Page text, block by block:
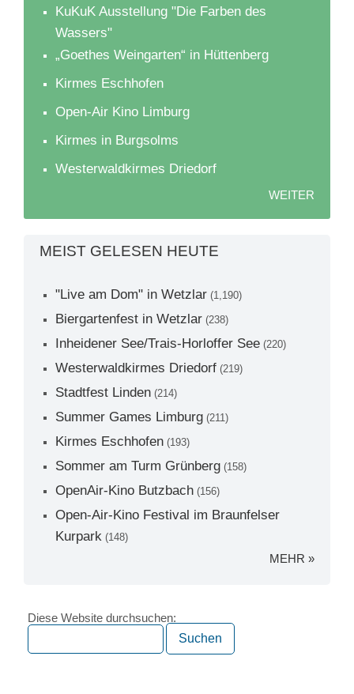
KuKuK Ausstellung "Die Farben des
Wassers"
„Goethes Weingarten“ in Hüttenberg
Kirmes Eschhofen
Open-Air Kino Limburg
Kirmes in Burgsolms
Westerwaldkirmes Driedorf
WEITER
MEIST GELESEN HEUTE
"Live am Dom" in Wetzlar (1,190)
Biergartenfest in Wetzlar (238)
Inheidener See/Trais-Horloffer See (220)
Westerwaldkirmes Driedorf (219)
Stadtfest Linden (214)
Summer Games Limburg (211)
Kirmes Eschhofen (193)
Sommer am Turm Grünberg (158)
OpenAir-Kino Butzbach (156)
Open-Air-Kino Festival im Braunfelser
Kurpark (148)
MEHR »
Diese Website durchsuchen: